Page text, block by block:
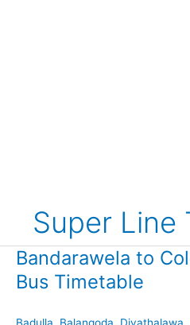
Super Line
Bandarawela to
Bus Timetable